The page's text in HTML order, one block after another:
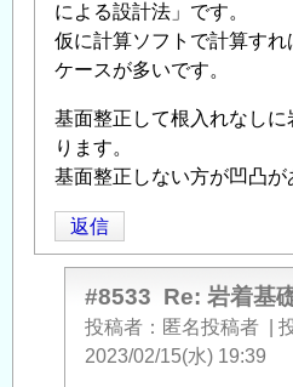
による設計法」です。
仮に計算ソフトで計算す
ケースが多いです。
基面整正して根入れなし
ります。
基面整正しない方が凹凸が
返信
#8533 Re: 岩着基
投稿者 匿名投稿者
2023/02/15(水) 19:39